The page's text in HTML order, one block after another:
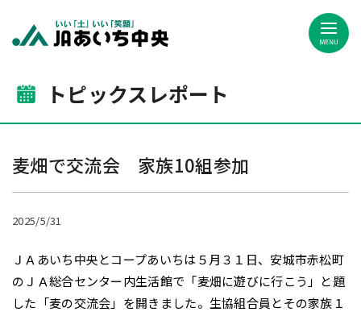
トピックスレポート
麦畑で交流会 家族10組参加
2025/5/31
ＪＡあいち中央とコープあいちは５月３１日、安城市赤松町
のＪＡ総合センター内生活館で「麦畑に遊びに行こう」と題
した「麦の交流会」を開きました。生協組合員とその家族１